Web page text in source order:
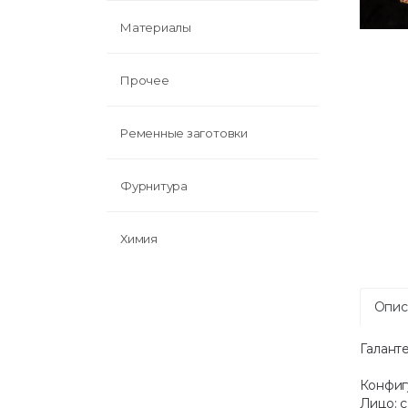
Материалы
Прочее
Ременные заготовки
Фурнитура
Химия
Лицо: